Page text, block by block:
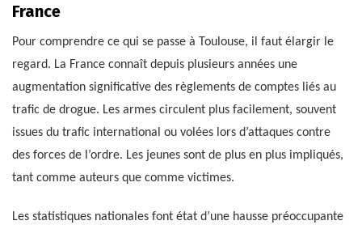
France
Pour comprendre ce qui se passe à Toulouse, il faut élargir le
regard. La France connaît depuis plusieurs années une
augmentation significative des règlements de comptes liés au
trafic de drogue. Les armes circulent plus facilement, souvent
issues du trafic international ou volées lors d’attaques contre
des forces de l’ordre. Les jeunes sont de plus en plus impliqués,
tant comme auteurs que comme victimes.
Les statistiques nationales font état d’une hausse préoccupante